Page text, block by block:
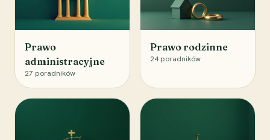
Prawo
administracyjne
27 poradników
Prawo rodzinne
24 poradników